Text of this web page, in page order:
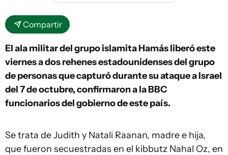
Compartir
El ala militar del grupo islamita Hamás liberó este
viernes a dos rehenes estadounidenses del grupo
de personas que capturó durante su ataque a Israel
del 7 de octubre, confirmaron a la BBC
funcionarios del gobierno de este país.
Se trata de Judith y Natali Raanan, madre e hija,
que fueron secuestradas en el kibbutz Nahal Oz, en